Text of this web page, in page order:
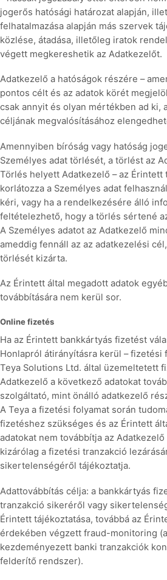
jogerős hatósági határozat alapján,
felhatalmazása alapján más szervek
közlése, átadása, illetőleg iratok
végett megkereshetik az Adatkezelőt.
Adatkezelő a hatóságok részére –
pontos célt és az adatok körét
csak annyit és olyan mértékben ad ki,
céljának megvalósításához
Amennyiben bíróság vagy hatóság
Személyes adat törlését, a törlést az
Törlés helyett Adatkezelő – az Érintett
korlátozza a Személyes adat
kéri, vagy ha a rendelkezésére álló
feltételezhető, hogy a törlés sértené
A Személyes adatot az Adatkezelő
ameddig fennáll az az adatkezelési
törlését kizárta.
Az Érintett által megadott adatok
továbbítására nem kerül sor.
Online fizetés
Ha az Érintett bankkártyás fizetést
Honlapról átirányításra kerül – fizetési
Teya Solutions Ltd. által üzemeltetett
Adatkezelő a következő adatokat
szolgáltató, mint önálló adatkezelő
A Teya a fizetési folyamat során
fizetéshez szükséges és az Érintett
adatokat nem továbbítja az
kizárólag a fizetési tranzakció
sikertelenségéről tájékoztatja.
Adattovábbítás célja: a bankkártyás
tranzakció sikeréről vagy
Érintett tájékoztatása, továbbá az
érdekében végzett fraud-monitoring
kezdeményezett banki tranzakciók
felderítő rendszer).